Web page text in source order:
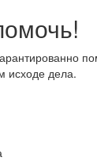
исходе дела.